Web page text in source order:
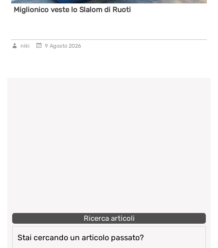
Miglionico veste lo Slalom di Ruoti
niki 9 Agosto 2026
Ricerca articoli
Stai cercando un articolo passato?